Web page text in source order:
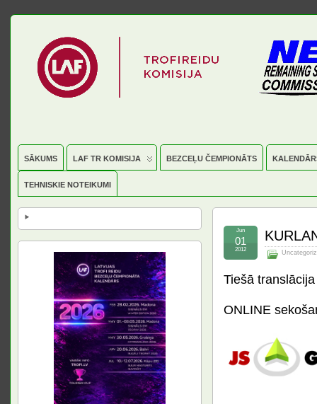
SĀKUMS LAF TR KOMISIJA BEZCEĻU ČEMPIONĀTS
TEHNISKIE NOTEIKUMI
Jun
01
2012
Tiešā
ONLINE